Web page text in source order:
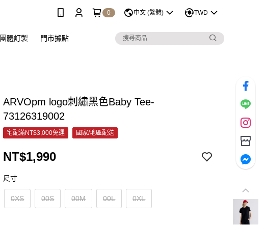
0 中文 (繁體) TWD
團體訂製 門市據點
ARVOpm logo刺繡黑色Baby Tee-
73126319002
宅配滿NT$3,000免運 國家/地區配送
NT$1,990
尺寸
0XS 00S 00M 00L 0XL